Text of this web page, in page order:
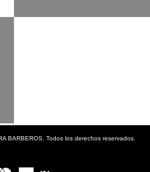
BARBEROS. Todos los derechos reservados.